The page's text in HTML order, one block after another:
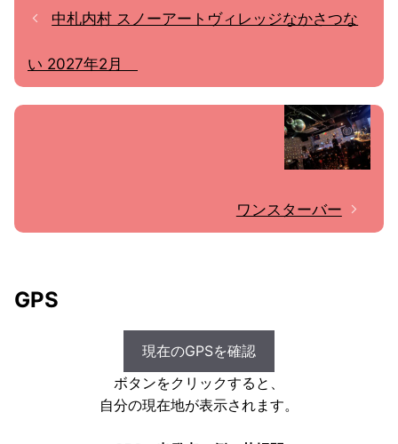
中札内村 スノーアートヴィレッジなかさつな
い 2027年2月
ワンスターバー
GPS
現在のGPSを確認
ボタンをクリックすると、
自分の現在地が表示されます。